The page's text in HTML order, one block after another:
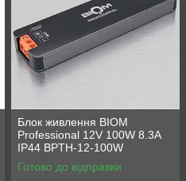
Блок живлення BIOM
Professional 12V 100W 8.3A
IP44 BPTH-12-100W
герметичний алюмінієвий
Slim
Готово до відправки